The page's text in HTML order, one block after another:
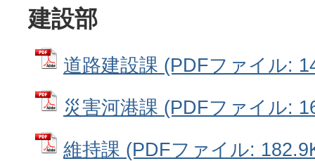
建設部
道路建設課 (PDFファイル:
災害河港課 (PDFファイル:
維持課 (PDFファイル: